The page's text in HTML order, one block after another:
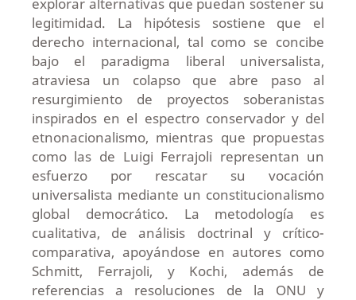
legitimidad. La hipótesis sostiene que el
derecho internacional, tal como se concibe
bajo el paradigma liberal universalista,
atraviesa un colapso que abre paso al
resurgimiento de proyectos soberanistas
inspirados en el espectro conservador y del
etnonacionalismo, mientras que propuestas
como las de Luigi Ferrajoli representan un
esfuerzo por rescatar su vocación
universalista mediante un constitucionalismo
global democrático. La metodología es
cualitativa, de análisis doctrinal y crítico-
comparativa, apoyándose en autores como
Schmitt, Ferrajoli, y Kochi, además de
referencias a resoluciones de la ONU y